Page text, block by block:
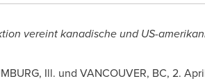
vereint kanadische und US-
Ill. und VANCOUVER, BC, 2.